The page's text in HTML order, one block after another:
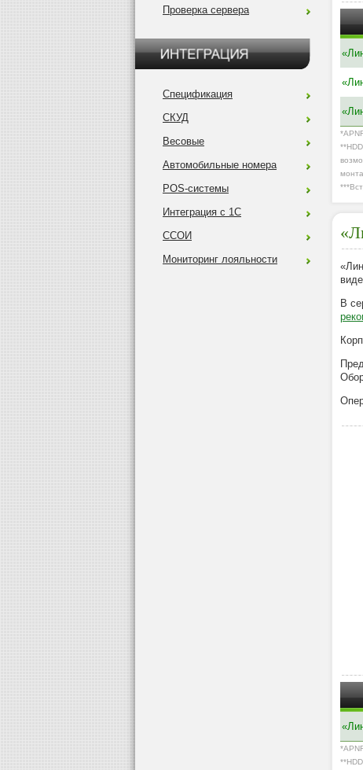
Проверка сервера
Спецификация
СКУД
Весовые
Автомобильные номера
POS-системы
Интеграция с 1С
ССОИ
Мониторинг лояльности
В